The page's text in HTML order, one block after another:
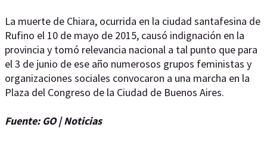
La muerte de Chiara, ocurrida en la ciudad santafesina de
Rufino el 10 de mayo de 2015, causó indignación en la
provincia y tomó relevancia nacional a tal punto que para
el 3 de junio de ese año numerosos grupos feministas y
organizaciones sociales convocaron a una marcha en la
Plaza del Congreso de la Ciudad de Buenos Aires.
Fuente: GO | Noticias